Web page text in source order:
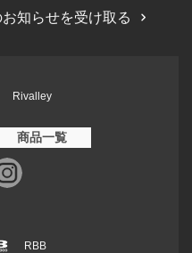
知らせを受け取る
Rivalley
商品一覧
RBB